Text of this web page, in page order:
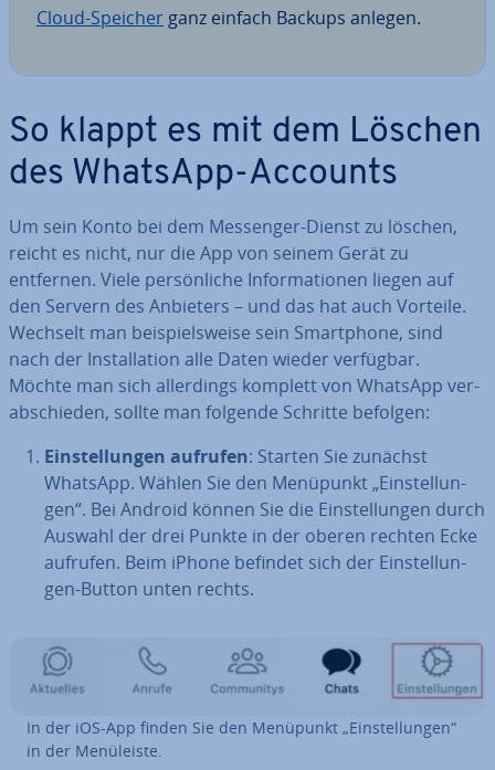
Cloud-Speicher ganz einfach Backups anlegen.
So klappt es mit dem Löschen
des WhatsApp-Accounts
Um sein Konto bei dem Messenger-Dienst zu löschen,
reicht es nicht, nur die App von seinem Gerät zu
entfernen. Viele per­sön­li­che In­for­ma­tio­nen liegen auf
den Servern des Anbieters – und das hat auch Vorteile.
Wechselt man bei­spiels­wei­se sein Smart­phone, sind
nach der In­stal­la­ti­on alle Daten wieder verfügbar.
Möchte man sich al­ler­dings komplett von WhatsApp ver­
ab­schie­den, sollte man folgende Schritte befolgen:
Ein­stel­lun­gen aufrufen: Starten Sie zunächst
WhatsApp. Wählen Sie den Menüpunkt „Ein­stel­lun­
gen“. Bei Android können Sie die Ein­stel­lun­gen durch
Auswahl der drei Punkte in der oberen rechten Ecke
aufrufen. Beim iPhone befindet sich der Ein­stel­lun­
gen-Button unten rechts.
In der iOS-App finden Sie den Menüpunkt „Ein­stel­lun­gen“
in der Me­nü­leis­te.